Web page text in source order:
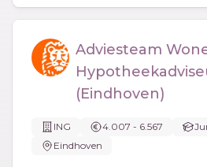
Adviesteam
(Eindhoven)
ING 4.007 - 6.567
Eindhoven